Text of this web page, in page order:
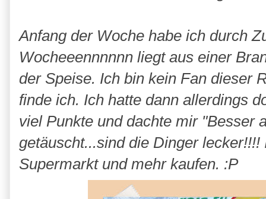
Anfang der Woche habe ich durch
Wocheeennnnnn liegt aus einer
der Speise. Ich bin kein Fan dieser
finde ich. Ich hatte dann allerdings
viel Punkte und dachte mir "Besser
getäuscht...sind die Dinger
Supermarkt und mehr kaufen. :P